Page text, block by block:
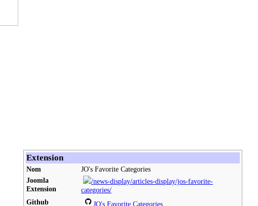
Extension
Nom
JO's Favorite Categories
Joomla
Extension
/news-display/articles-display/jos-favorite-
categories/
Github
JO's Favorite Categories